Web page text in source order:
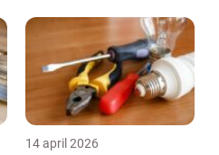
14 april 2026